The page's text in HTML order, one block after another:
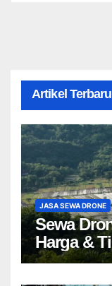
Artikel Terbaru
JASA SEWA DRONE
Sewa
Harga &